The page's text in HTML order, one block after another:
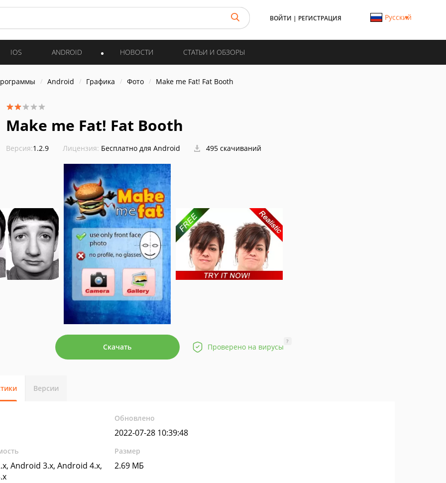
ВОЙТИ | РЕГИСТРАЦИЯ Русский
IOS ANDROID НОВОСТИ СТАТЬИ И ОБЗОРЫ
Android Графика Фото Make me Fat! Fat Booth
Make me Fat! Fat Booth
Версия:1.2.9 Лицензия: Бесплатно для Android 495 скачиваний
Скачать Проверено на вирусы
?
Версии
Обновлено
2022-07-28 10:39:48
Android 3.x, Android 4.x,
Размер
2.69 МБ